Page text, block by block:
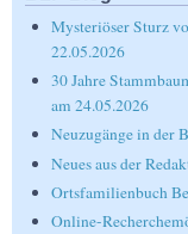
Mysteriöser Sturz
22.05.2026
30 Jahre
am 24.05.2026
Neuzugänge in der
Neues aus der
Ortsfamilienbuch
Online-